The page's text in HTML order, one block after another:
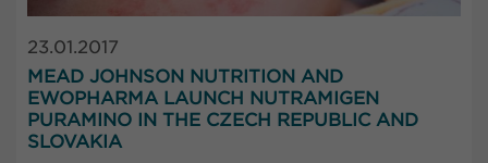
23.01.2017
MEAD JOHNSON NUTRITION AND
EWOPHARMA LAUNCH NUTRAMIGEN
PURAMINO IN THE CZECH REPUBLIC AND
SLOVAKIA